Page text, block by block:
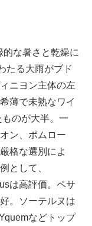
な暑さと乾燥に
たる大雨がブド
ニヨン主体の左
薄で未熟なワイ
のが大半。一
ン、ポムロー
格な選別によ
として、
は高評価。ペサ
。ソーテルヌは
などトップ